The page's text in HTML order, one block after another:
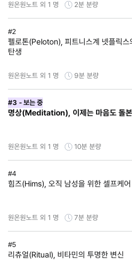
원온원노트 외 1 명 2분 분량
#2
펠로톤(Peloton), 피트니스계 넷플릭스
탄생
원온원노트 외 1 명 9분 분량
#3 - 보는 중
명상(Meditation), 이제는 마음도 돌
원온원노트 외 1 명 10분 분량
#4
힘즈(Hims), 오직 남성을 위한 셀프케어
원온원노트 외 1 명 7분 분량
#5
리츄얼(Ritual), 비타민의 투명한 변신